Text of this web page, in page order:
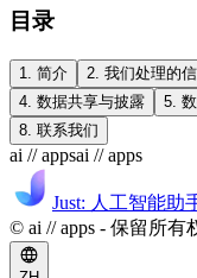
目录
1. 简介 2. 我们处理的
4. 数据共享与披露
5.
8. 联系我们
ai // appsai // apps
Just: 人工智能助
© ai // apps - 保留所有